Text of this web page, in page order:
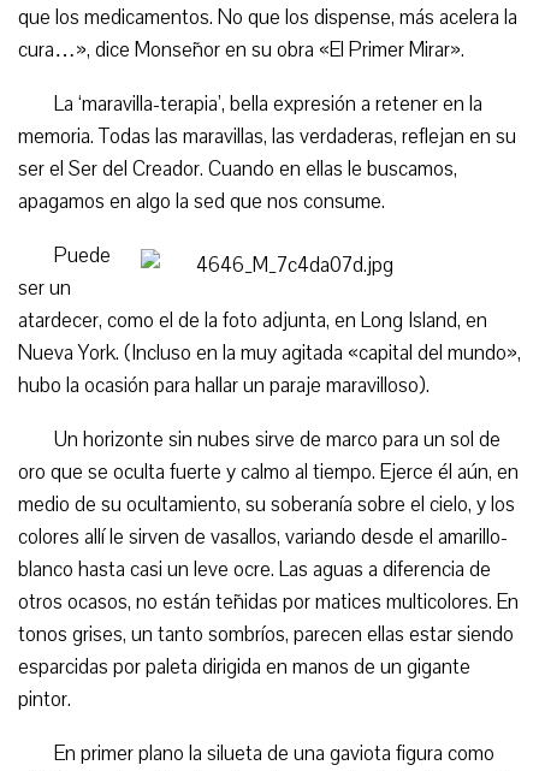
que los medicamentos. No que los dispense, más acelera la
cura…», dice Monseñor en su obra «El Primer Mirar».
La ‘maravilla-terapia’, bella expresión a retener en la
memoria. Todas las maravillas, las verdaderas, reflejan en su
ser el Ser del Creador. Cuando en ellas le buscamos,
apagamos en algo la sed que nos consume.
Puede
ser un
atardecer, como el de la foto adjunta, en Long Island, en
Nueva York. (Incluso en la muy agitada «capital del mundo»,
hubo la ocasión para hallar un paraje maravilloso).
Un horizonte sin nubes sirve de marco para un sol de
oro que se oculta fuerte y calmo al tiempo. Ejerce él aún, en
medio de su ocultamiento, su soberanía sobre el cielo, y los
colores allí le sirven de vasallos, variando desde el amarillo-
blanco hasta casi un leve ocre. Las aguas a diferencia de
otros ocasos, no están teñidas por matices multicolores. En
tonos grises, un tanto sombríos, parecen ellas estar siendo
esparcidas por paleta dirigida en manos de un gigante
pintor.
En primer plano la silueta de una gaviota figura como